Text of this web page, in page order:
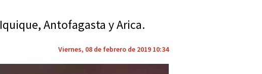
Antofagasta y Arica.
Viernes, 08 de febrero de 2019 10:34